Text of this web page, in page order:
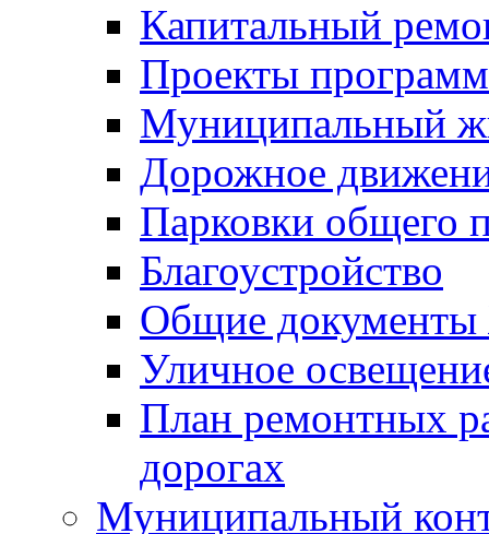
Капитальный
Проекты программ
Муниципальный
Дорожное
Парковки общего
Благоустройство
Общие
Уличное
План ремонтных
дорогах
Муниципальный